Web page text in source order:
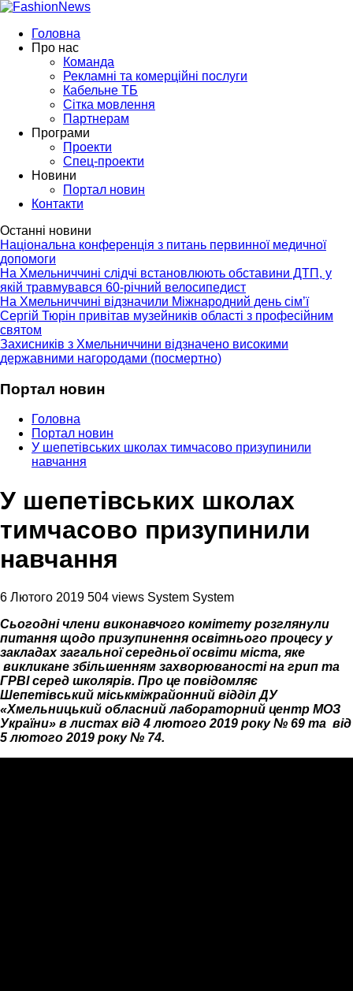
Головна
Про нас
Команда
Рекламні та комерційні послуги
Кабельне ТБ
Сітка мовлення
Партнерам
Програми
Проекти
Спец-проекти
Новини
Портал новин
Контакти
Останні новини
Національна конференція з питань первинної медичної
допомоги
На Хмельниччині слідчі встановлюють обставини ДТП, у
якій травмувався 60-річний велосипедист
На Хмельниччині відзначили Міжнародний день сім’ї
Сергій Тюрін привітав музейників області з професійним
святом
Захисників з Хмельниччини відзначено високими
державними нагородами (посмертно)
Портал новин
Головна
Портал новин
У шепетівських школах тимчасово призупинили
навчання
У шепетівських школах
тимчасово призупинили
навчання
6 Лютого 2019 504 views System System
Сьогодні члени виконавчого комітету розглянули
питання щодо призупинення освітнього процесу у
закладах загальної середньої освіти міста, яке
викликане збільшенням захворюваності на грип та
ГРВІ серед школярів. Про це повідомляє
Шепетівський міськміжрайонний відділ ДУ
«Хмельницький обласний лабораторний центр МОЗ
України» в листах від 4 лютого 2019 року № 69 та від
5 лютого 2019 року № 74.